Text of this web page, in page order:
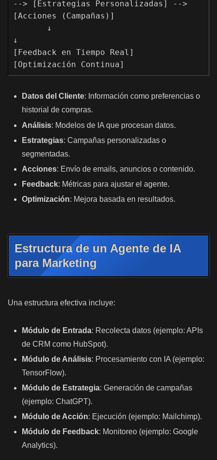
--> [Estrategias Personalizadas] -->
[Acciones (Campañas)]
↓
[Feedback en Tiempo Real]
Datos del Cliente: Información como preferencias o
historial de compras.
Análisis: Modelos de IA que procesan datos.
Estrategias: Campañas personalizadas o
segmentadas.
Acciones: Envío de emails, anuncios o contenido.
Feedback: Métricas para ajustar el agente.
Optimización: Mejora basada en resultados.
Estructura de un Agente de IA
para Marketing
Una estructura efectiva incluye:
Módulo de Entrada: Recolecta datos (ejemplo: APIs
de CRM como HubSpot).
Módulo de Análisis: Procesamiento con IA (ejemplo:
TensorFlow).
Módulo de Estrategia: Generación de campañas
(ejemplo: ChatGPT).
Módulo de Acción: Ejecución (ejemplo: Mailchimp).
Módulo de Feedback: Monitoreo (ejemplo: Google
Analytics).